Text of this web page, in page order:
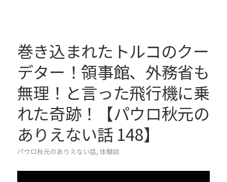
巻き込まれたトルコのクー
デター！領事館、外務省も
無理！と言った飛行機に乗
れた奇跡！【パウロ秋元の
ありえない話 148】
パウロ秋元のありえない話, 体験談